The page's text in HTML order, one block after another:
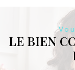
LE BIEN